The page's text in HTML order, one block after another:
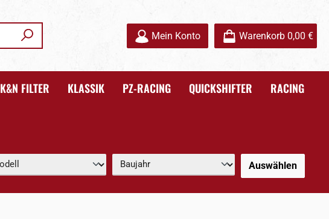
Mein Konto
Warenkorb 0,00 €
K&N FILTER KLASSIK PZ-RACING QUICKSHIFTER RACING
Auswählen